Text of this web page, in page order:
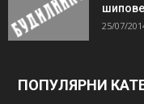
25/07/
ПОПУЛЯРНИ